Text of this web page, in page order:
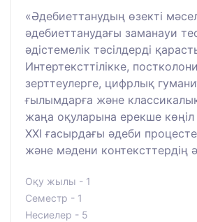
«Әдебиеттанудың өзекті
әдебиеттанудағы заманауи
әдістемелік тәсілдерді
Интертексттілікке,
зерттеулерге, цифрлық
ғылымдарға және
жаңа оқуларына ерекше көңіл
ХХІ ғасырдағы әдеби
және мәдени контексттердің
Оқу жылы - 1
Семестр - 1
Несиелер - 5